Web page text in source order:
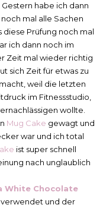
habe ich dann
mal alle Sachen
diese Prüfung noch mal
ich dann noch im
Zeit mal wieder richtig
sich Zeit für etwas zu
weil die letzten
im Fitnessstudio,
wollte.
Mug Cake gewagt und
war und ich total
ist super schnell
nach unglaublich
White Chocolate
verwendet und der